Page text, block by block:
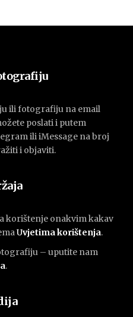
ili fotografiju na email
poslati i putem
ili iMessage na broj
i objaviti.
korištenje onakvim kakav
Uvjetima korištenja.
– uputite nam
.